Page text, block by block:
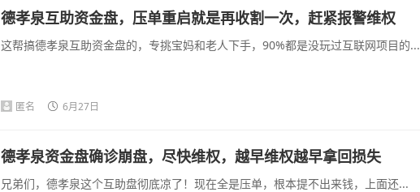
德孝泉互助资金盘，压单重启就是再收割一次，赶紧报警维权
这帮搞德孝泉互助资金盘的，专挑宝妈和老人下手，90%都是没玩过互联网项目的...
匿名 6月27日
德孝泉资金盘确诊崩盘，尽快维权，越早维权越早拿回损失
兄弟们，德孝泉这个互助盘彻底凉了！现在全是压单，根本提不出来钱，上面还...